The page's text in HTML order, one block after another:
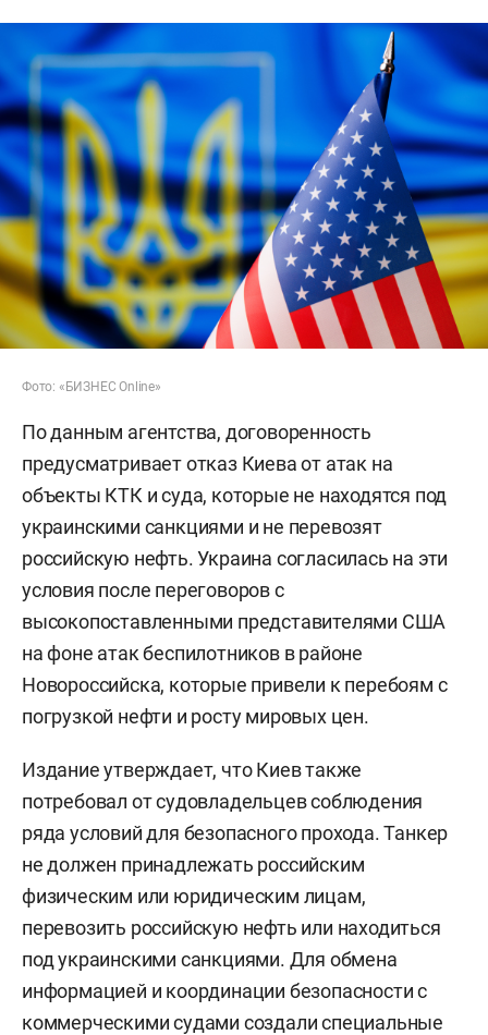
Фото: «БИЗНЕС Online»
По данным агентства, договоренность
предусматривает отказ Киева от атак на
объекты КТК и суда, которые не находятся под
украинскими санкциями и не перевозят
российскую нефть. Украина согласилась на эти
условия после переговоров с
высокопоставленными представителями США
на фоне атак беспилотников в районе
Новороссийска, которые привели к перебоям с
погрузкой нефти и росту мировых цен.
Издание утверждает, что Киев также
потребовал от судовладельцев соблюдения
ряда условий для безопасного прохода. Танкер
не должен принадлежать российским
физическим или юридическим лицам,
перевозить российскую нефть или находиться
под украинскими санкциями. Для обмена
информацией и координации безопасности с
коммерческими судами создали специальные